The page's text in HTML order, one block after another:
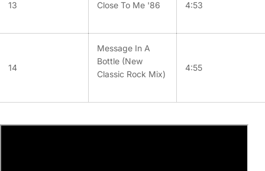
13
Close To Me '86
4:53
14
Message In A
Bottle (New
Classic Rock Mix)
4:55